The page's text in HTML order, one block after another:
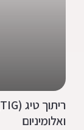
ואלומיניום